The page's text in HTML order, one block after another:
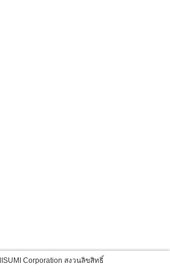
Corporation สงวนลิขสิทธิ์